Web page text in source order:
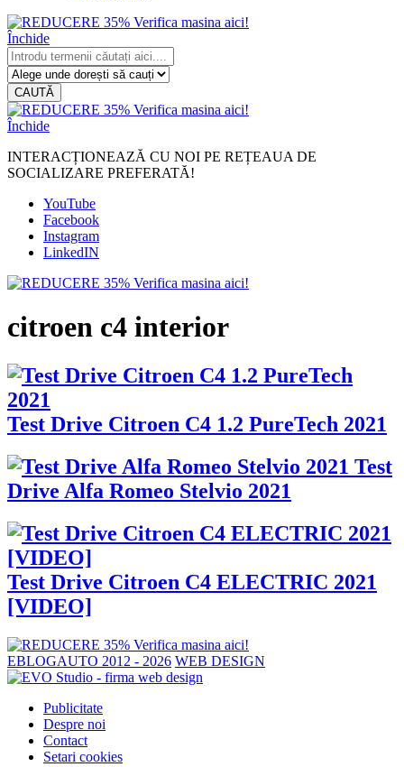
Închide
CAUTĂ
Închide
INTERACȚIONEAZĂ CU NOI PE REȚEAUA DE
SOCIALIZARE PREFERATĂ!
YouTube
Facebook
Instagram
LinkedIN
citroen c4 interior
Test Drive Citroen C4 1.2 PureTech 2021
Test
Drive Alfa Romeo Stelvio 2021
Test Drive Citroen C4 ELECTRIC 2021
[VIDEO]
EBLOGAUTO 2012 - 2026 WEB DESIGN
Publicitate
Despre noi
Contact
Setari cookies